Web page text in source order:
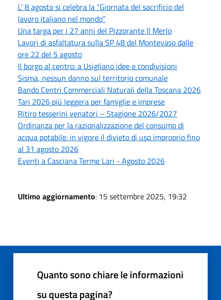
L’ 8 agosto si celebra la “Giornata del sacrificio del
lavoro italiano nel mondo”
Una targa per i 27 anni del Pizzorante Il Merlo
Lavori di asfaltatura sulla SP 48 del Montevaso dalle
ore 22 del 5 agosto
Il borgo al centro: a Usigliano idee e condivisioni
Sisma, nessun danno sul territorio comunale
Bando Centri Commerciali Naturali della Toscana 2026
Tari 2026 più leggera per famiglie e imprese
Ritiro tesserini venatori – Stagione 2026/2027
Ordinanza per la razionalizzazione del consumo di
acqua potabile: in vigore il divieto di uso improprio fino
al 31 agosto 2026
Eventi a Casciana Terme Lari - Agosto 2026
Ultimo aggiornamento: 15 settembre 2025, 19:32
Quanto sono chiare le informazioni
su questa pagina?